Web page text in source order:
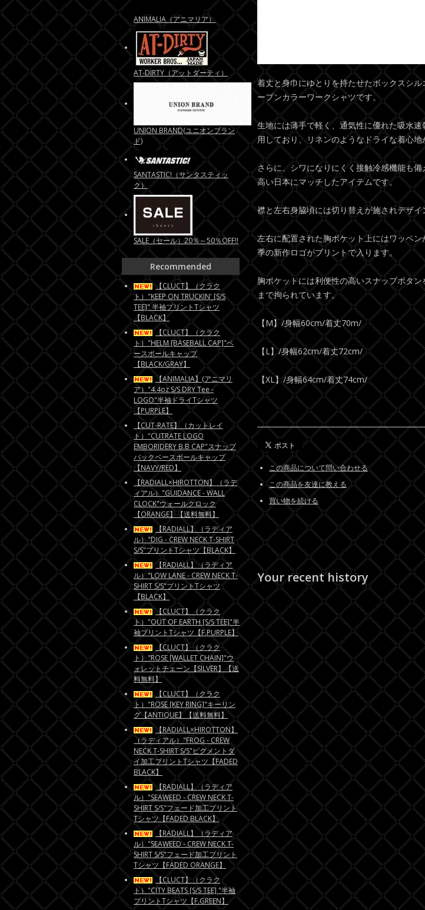
着丈と身巾にゆとりを持たせたボックスシ
ープンカラーワークシャツです。
生地には薄手で軽く、通気性に優れた吸水
用しており、リネンのようなドライな着心
さらに、シワになりにくく接触冷感機能も
高い日本にマッチしたアイテムです。
襟と左右身脇頃には切り替えが施されデザ
左右に配置された胸ポケット上にはワッペ
季の新作ロゴがプリントで入ります。
胸ポケットには利便性の高いスナップボタ
まで拘られています。
【M】/身幅60cm/着丈70m/
【L】/身幅62cm/着丈72cm/
【XL】/身幅64cm/着丈74cm/
この商品について問い合わせる
この商品を友達に教える
買い物を続ける
Your recent history
ANIMALIA（アニマリア）
AT-DIRTY（アットダーティ）
UNION BRAND(ユニオンブラン
ド)
SANTASTIC!（サンタスティッ
ク）
SALE（セール）20％～50％OFF!!
Recommended
【CLUCT】（クラク
ト）"KEEP ON TRUCKIN' [S/S
TEE]" 半袖プリントTシャツ
【BLACK】
【CLUCT】（クラク
ト）"HELM [BASEBALL CAP]"ベ
ースボールキャップ
【BLACK/GRAY】
【ANIMALIA】(アニマリ
ア）"4.4oz S/S DRY Tee -
LOGO"半袖ドライTシャツ
【PURPLE】
【CUT-RATE】（カットレイ
ト）"CUTRATE LOGO
EMBORIDERY B.B CAP"スナップ
バックベースボールキャップ
【NAVY/RED】
【RADIALL×HIROTTON】（ラデ
ィアル）"GUIDANCE - WALL
CLOCK"ウォールクロック
【ORANGE】【送料無料】
【RADIALL】（ラディア
ル）"DIG - CREW NECK T-SHIRT
S/S"プリントTシャツ【BLACK】
【RADIALL】（ラディア
ル）"LOW LANE - CREW NECK T-
SHIRT S/S"プリントTシャツ
【BLACK】
【CLUCT】（クラク
ト）"OUT OF EARTH [S/S TEE]"半
袖プリントTシャツ【F.PURPLE】
【CLUCT】（クラク
ト）"ROSE [WALLET CHAIN]"ウ
ォレットチェーン【SILVER】【送
料無料】
【CLUCT】（クラク
ト）"ROSE [KEY RING]"キーリン
グ【ANTIQUE】【送料無料】
【RADIALL×HIROTTON】
（ラディアル）"FROG - CREW
NECK T-SHIRT S/S"ピグメントダ
イ加工プリントTシャツ【FADED
BLACK】
【RADIALL】（ラディア
ル）"SEAWEED - CREW NECK T-
SHIRT S/S"フェード加工プリント
Tシャツ【FADED BLACK】
【RADIALL】（ラディア
ル）"SEAWEED - CREW NECK T-
SHIRT S/S"フェード加工プリント
Tシャツ【FADED ORANGE】
【CLUCT】（クラク
ト）"CITY BEATS [S/S TEE] "半袖
プリントTシャツ【F.GREEN】